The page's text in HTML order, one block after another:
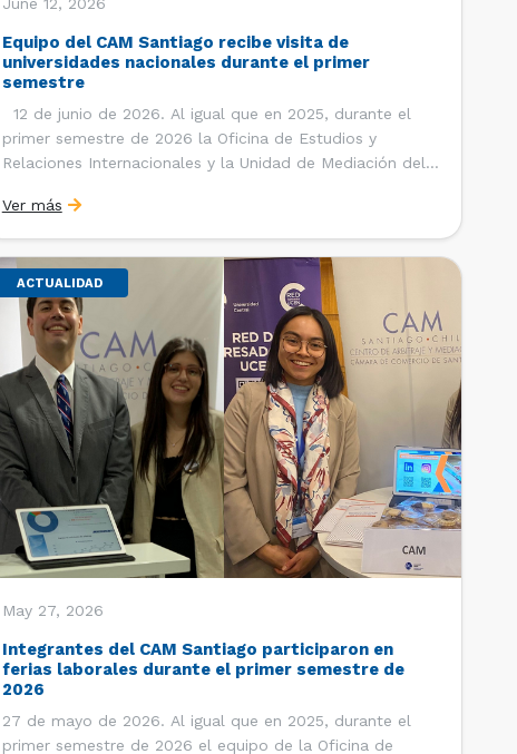
June 12, 2026
Equipo del CAM Santiago recibe visita de
universidades nacionales durante el primer
semestre
12 de junio de 2026. Al igual que en 2025, durante el
primer semestre de 2026 la Oficina de Estudios y
Relaciones Internacionales y la Unidad de Mediación del
Comercio de Santiago (CCS) han recibido la visita de
estudiantes de […]
Ver más
ACTUALIDAD
May 27, 2026
Integrantes del CAM Santiago participaron en
ferias laborales durante el primer semestre de
2026
27 de mayo de 2026. Al igual que en 2025, durante el
primer semestre de 2026 el equipo de la Oficina de